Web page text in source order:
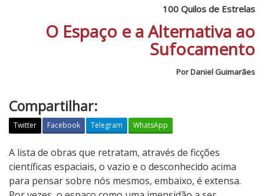
100 Quilos de Estrelas
O Espaço e a Alternativa ao
Sufocamento
Por Daniel Guimarães
Compartilhar:
Twitter Facebook Telegram WhatsApp
1
0
0
A lista de obras que retratam, através de ficções
científicas espaciais, o vazio e o desconhecido acima
para pensar sobre nós mesmos, embaixo, é extensa.